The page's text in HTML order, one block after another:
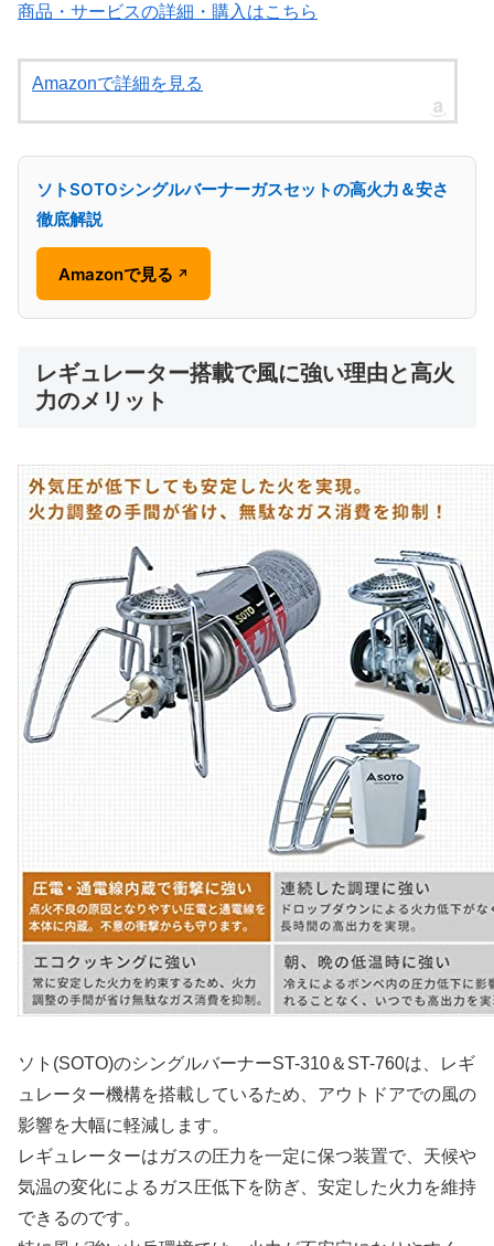
商品・サービスの詳細・購入はこちら
Amazonで詳細を見る
ソトSOTOシングルバーナーガスセットの高火力＆安さ
徹底解説
Amazonで見る ↗
レギュレーター搭載で風に強い理由と高火
力のメリット
ソト(SOTO)のシングルバーナーST-310＆ST-760は、レギ
ュレーター機構を搭載しているため、アウトドアでの風の
影響を大幅に軽減します。
レギュレーターはガスの圧力を一定に保つ装置で、天候や
気温の変化によるガス圧低下を防ぎ、安定した火力を維持
できるのです。